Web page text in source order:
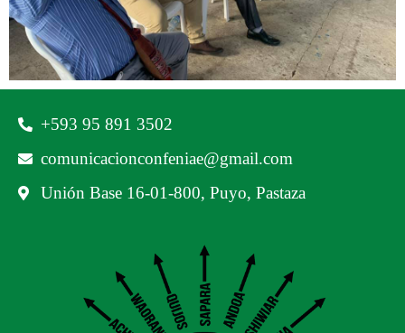
‪+593 95 891 3502‬
comunicacionconfeniae@gmail.com
Unión Base 16-01-800, Puyo, Pastaza